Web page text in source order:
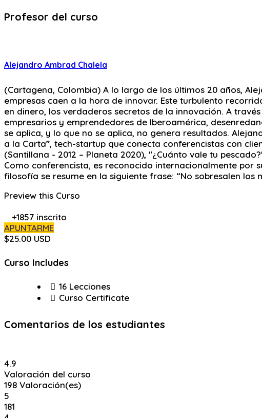
Profesor del curso
Alejandro Ambrad Chalela
(Cartagena, Colombia) A lo largo de los últimos 20 años,
empresas caen a la hora de innovar. Este turbulento
en dinero, los verdaderos secretos de la innovación. A
empresarios y emprendedores de Iberoamérica,
se aplica, y lo que no se aplica, no genera resultados.
a la Carta”, tech-startup que conecta conferencistas con
(Santillana - 2012 – Planeta 2020), "¿Cuánto vale tu
Como conferencista, es reconocido internacionalmente por
filosofía se resume en la siguiente frase: “No sobresalen los
Preview this Curso
+1857 inscrito
APUNTARME
$25.00 USD
Curso Includes
16 Lecciones
Curso Certificate
Comentarios de los estudiantes
4.9
Valoración del curso
198 Valoración(es)
5
181